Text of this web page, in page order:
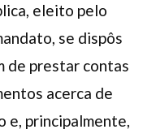
eleito pelo
se dispôs
de prestar contas
acerca de
e, principalmente,
TikTok Whatsapp